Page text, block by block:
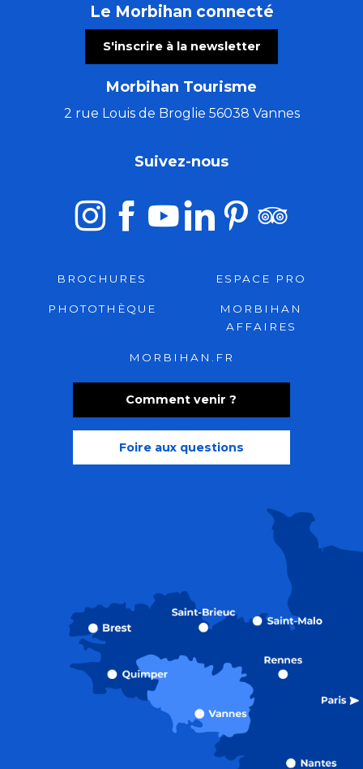
Le Morbihan connecté
S'inscrire à la newsletter
Morbihan Tourisme
2 rue Louis de Broglie 56038 Vannes
Comment venir ?
Foire aux questions
Suivez-nous
BROCHURES ESPACE PRO
PHOTOTHÈQUE
MORBIHAN
AFFAIRES
MORBIHAN.FR